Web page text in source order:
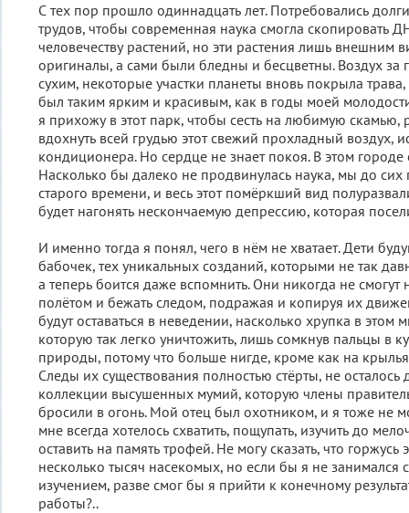
С тех пор прошло одиннадцать лет. Потребовались
трудов, чтобы современная наука смогла скопировать
человечеству растений, но эти растения лишь внешним
оригиналы, а сами были бледны и бесцветны. Воздух за
сухим, некоторые участки планеты вновь покрыла
был таким ярким и красивым, как в годы моей
я прихожу в этот парк, чтобы сесть на любимую скамью,
вдохнуть всей грудью этот свежий прохладный воздух,
кондиционера. Но сердце не знает покоя. В этом городе
Насколько бы далеко не продвинулась наука, мы до
старого времени, и весь этот помёркший вид
будет нагонять нескончаемую депрессию, которая
И именно тогда я понял, чего в нём не хватает. Дети
бабочек, тех уникальных созданий, которыми не так
а теперь боится даже вспомнить. Они никогда не смогут
полётом и бежать следом, подражая и копируя их
будут оставаться в неведении, насколько хрупка в этом
которую так легко уничтожить, лишь сомкнув пальцы в
природы, потому что больше нигде, кроме как на
Следы их существования полностью стёрты, не осталось
коллекции высушенных мумий, которую члены
бросили в огонь. Мой отец был охотником, и я тоже не
мне всегда хотелось схватить, пощупать, изучить до
оставить на память трофей. Не могу сказать, что горжусь
несколько тысяч насекомых, но если бы я не занимался
изучением, разве смог бы я прийти к конечному
работы?..